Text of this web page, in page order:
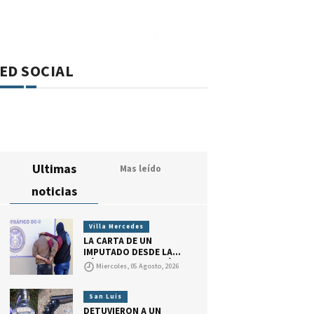
SOCIAL
Ultimas
noticias
Mas leído
Villa Mercedes
LA CARTA DE UN
IMPUTADO DESDE LA
CÁRCEL: RECONOCIÓ
HABER CONSEGUIDO
PERO DIJO QUE ACTUÓ
POR PEDIDO DE SU
Miercoles, 05 Agosto, 2026
San Luis
DETUVIERON A UN